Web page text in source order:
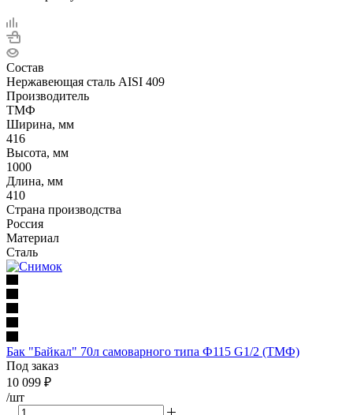
Состав
Нержавеющая сталь AISI 409
Производитель
ТМФ
Ширина, мм
416
Высота, мм
1000
Длина, мм
410
Страна производства
Россия
Материал
Сталь
Бак "Байкал" 70л самоварного типа Ф115 G1/2 (ТМФ)
Под заказ
10 099 ₽
/шт